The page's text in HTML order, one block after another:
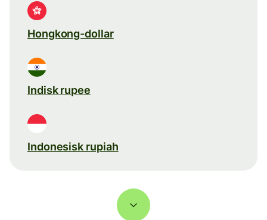
Hongkong-dollar
Indisk rupee
Indonesisk rupiah